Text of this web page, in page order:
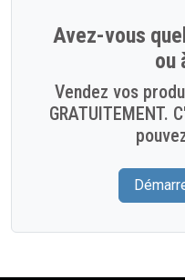
Avez-vous
ou
Vendez vos
GRATUITEMENT.